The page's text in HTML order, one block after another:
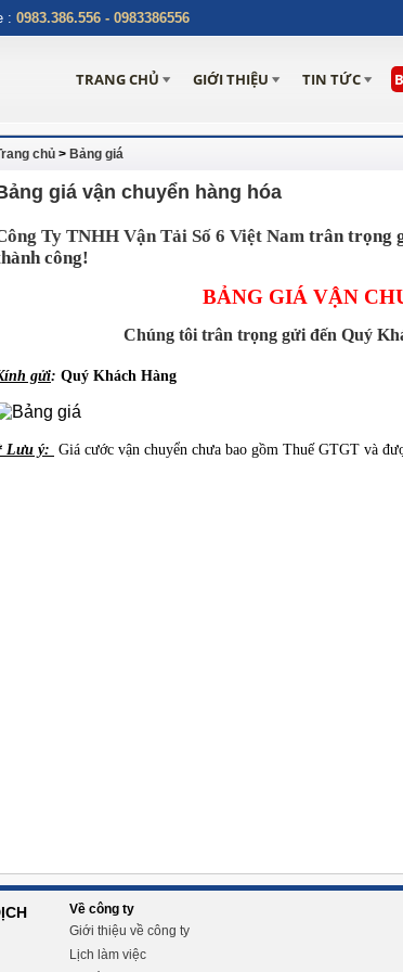
TIN TỨC
GIỚI THIỆU
TRANG CHỦ
chủ > Bảng giá
giá vận chuyển hàng hóa
Ty TNHH Vận Tải Số 6 Việt Nam trân trọng
công!
BẢNG GIÁ VẬN
Chúng tôi trân trọng gửi đến Quý
gửi: Quý Khách Hàng
Lưu ý: Giá cước vận chuyển chưa bao gồm Thuế GTGT và
Về công ty
Giới thiệu về công ty
Lịch làm việc
: 0983.386.556 - 0983386556